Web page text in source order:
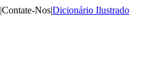
|Contate-Nos|Dicionário Ilustrado